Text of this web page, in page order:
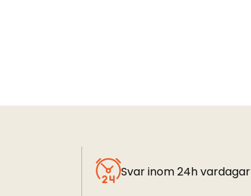
Svar inom 24h vardagar